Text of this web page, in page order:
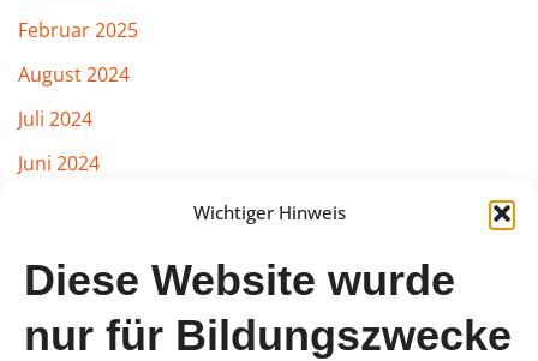
Wichtiger Hinweis
Diese Website wurde
nur für Bildungszwecke
Februar 2025
August 2024
Juli 2024
Juni 2024
Januar 2024
August 2023